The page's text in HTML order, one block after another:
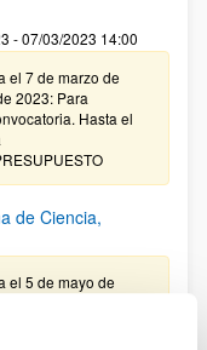
- 07/03/2023 14:00
el 7 de marzo de
2023: Para
Hasta el
de Ciencia,
el 5 de mayo de